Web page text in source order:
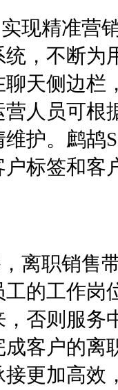
现精准营
，不断为
天侧边栏
人员可根
护。鹧鸪
标签和客
离职销售
的工作岗
，否则服
客户的离
更加高效